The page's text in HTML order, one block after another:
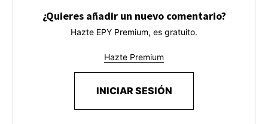
¿Quieres añadir un nuevo comentario?
Hazte EPY Premium, es gratuito.
Hazte Premium
INICIAR SESIÓN